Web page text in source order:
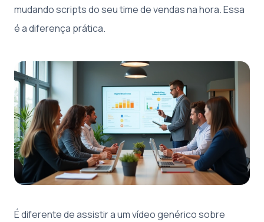
mudando scripts do seu time de vendas na hora. Essa
é a diferença prática.
É diferente de assistir a um vídeo genérico sobre